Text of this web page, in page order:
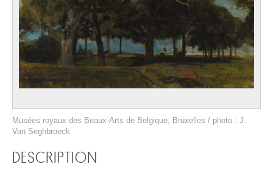
Musées royaux des Beaux-Arts de Belgique, Bruxelles / photo : J.
Van Seghbroeck
DESCRIPTION